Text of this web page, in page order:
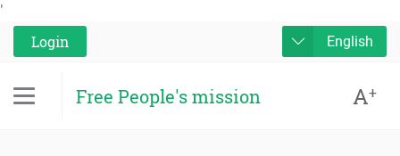
'
Login
English
Free People's mission A+